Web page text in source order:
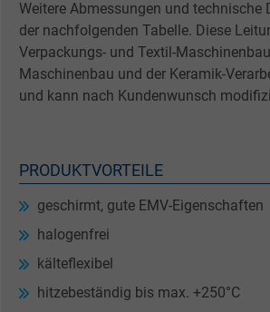
Weitere Abmessungen und technische
der nachfolgenden Tabelle. Diese
Verpackungs- und Textil-
Maschinenbau und der Keramik-
und kann nach Kundenwunsch
PRODUKTVORTEILE
geschirmt, gute EMV-Eigenschaften
halogenfrei
kälteflexibel
hitzebeständig bis max. +250°C